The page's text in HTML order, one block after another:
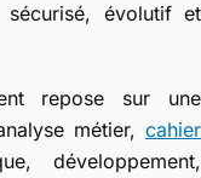
évolutif et
repose sur une
métier, cahier
développement,